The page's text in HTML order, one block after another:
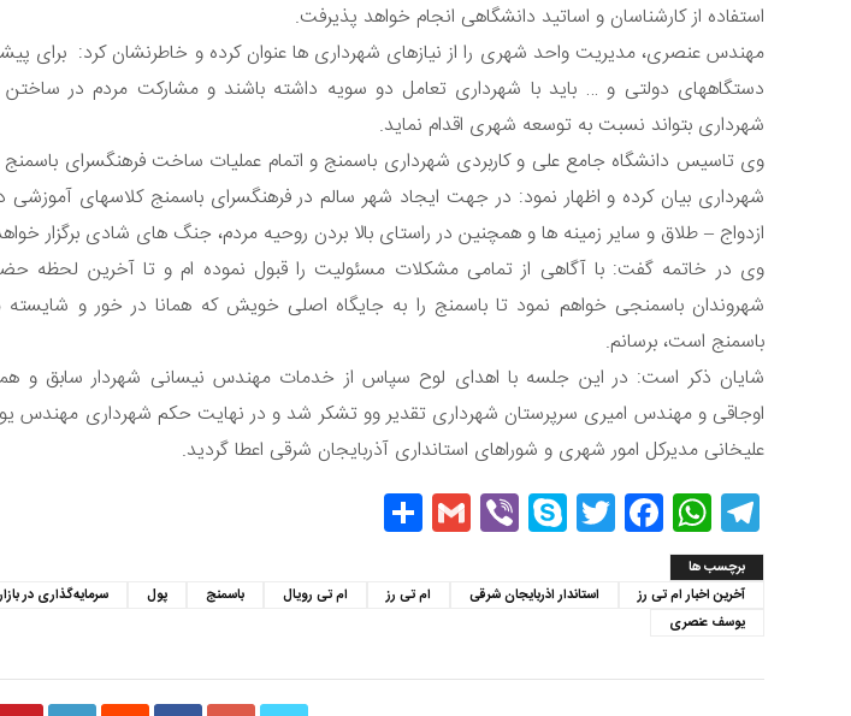
استفاده از کارشناسان و اساتید دانشگاهی انجام خواهد پذیرفت.
مهندس عنصری، مدیریت واحد شهری را از نیازهای شهرداری ها عنوان کرده و خاطرنشان کرد: برای
دستگاههای دولتی و … باید با شهرداری تعامل دو سویه داشته باشند و مشارکت مردم در ساختن
شهرداری بتواند نسبت به توسعه شهری اقدام نماید.
وی تاسیس دانشگاه جامع علی و کاربردی شهرداری باسمنج و اتمام عملیات ساخت فرهنگسرای باسمنج
شهرداری بیان کرده و اظهار نمود: در جهت ایجاد شهر سالم در فرهنگسرای باسمنج کلاسهای آموزشی
ازدواج – طلاق و سایر زمینه ها و همچنین در راستای بالا بردن روحیه مردم، جنگ های شادی برگزار
وی در خاتمه گفت: با آگاهی از تمامی مشکلات مسئولیت را قبول نموده ام و تا آخرین لحظه
شهروندان باسمنجی خواهم نمود تا باسمنج را به جایگاه اصلی خویش که همانا در خور و
باسمنج است، برسانم.
شایان ذکر است: در این جلسه با اهدای لوح سپاس از خدمات مهندس نیسانی شهردار سابق و
اوجاقی و مهندس امیری سرپرستان شهرداری تقدیر وو تشکر شد و در نهایت حکم شهرداری
علیخانی مدیرکل امور شهری و شوراهای استانداری آذربایجان شرقی اعطا گردید.
Telegram
WhatsApp
Facebook
Twitter
Skype
Viber
Gmail
برچسب ها
آخرین اخبار ام تی رز
استاندار اذربایجان شرقی ام تی رز ام تی رویال باسمنج پول سرمایه‌گذاری در
یوسف عنصری